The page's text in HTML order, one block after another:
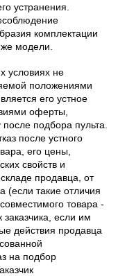
устранения.
комплектации
модели.
условиях не
положениями
его устное
оферты,
подбора пульта.
после устного
его цены,
свойств и
продавца, от
(если такие отличия
товара -
если им
действия продавца
на подбор